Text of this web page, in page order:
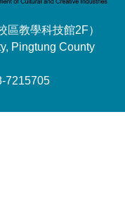
教學科技館2F）
Pingtung County
7215705